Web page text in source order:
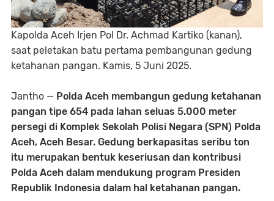
Kapolda Aceh Irjen Pol Dr. Achmad Kartiko (kanan),
saat peletakan batu pertama pembangunan gedung
ketahanan pangan. Kamis, 5 Juni 2025.
Jantho — Polda Aceh membangun gedung ketahanan
pangan tipe 654 pada lahan seluas 5.000 meter
persegi di Komplek Sekolah Polisi Negara (SPN) Polda
Aceh, Aceh Besar. Gedung berkapasitas seribu ton
itu merupakan bentuk keseriusan dan kontribusi
Polda Aceh dalam mendukung program Presiden
Republik Indonesia dalam hal ketahanan pangan.